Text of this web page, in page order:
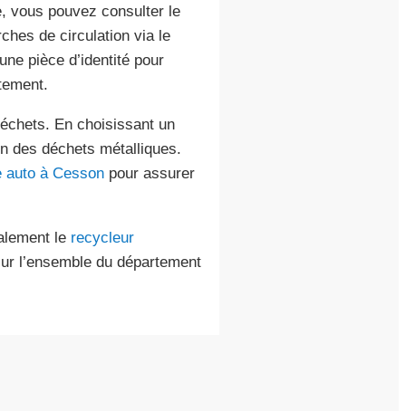
vous pouvez consulter le
de circulation via le
pièce d’identité pour
En choisissant un
des déchets métalliques.
auto à Cessonpour assurer
le recycleur
l’ensemble du département